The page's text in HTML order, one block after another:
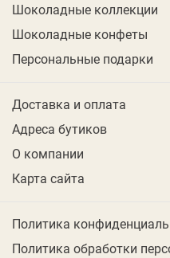
Шоколадные коллекции
Шоколадные конфеты
Персональные подарки
Доставка и оплата
Адреса бутиков
О компании
Карта сайта
Политика
Политика обработки